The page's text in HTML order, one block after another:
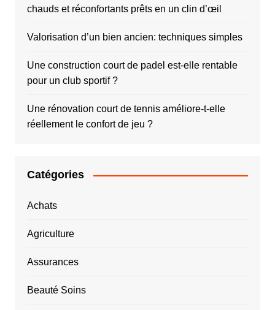
chauds et réconfortants prêts en un clin d’œil
Valorisation d’un bien ancien: techniques simples
Une construction court de padel est-elle rentable
pour un club sportif ?
Une rénovation court de tennis améliore-t-elle
réellement le confort de jeu ?
Catégories
Achats
Agriculture
Assurances
Beauté Soins